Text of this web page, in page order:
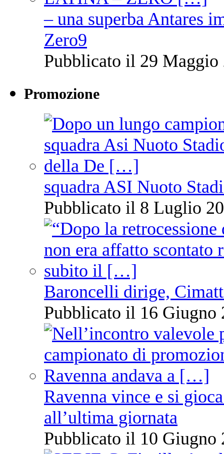
– una superba Antares
Zero9
Pubblicato il 29 Maggio
Promozione
squadra ASI Nuoto
Pubblicato il 8 Luglio
Baroncelli dirige,
Pubblicato il 16 Giugno
Ravenna vince e si
all’ultima giornata
Pubblicato il 10 Giugno